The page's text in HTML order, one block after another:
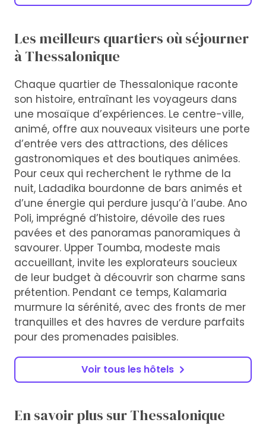
Les meilleurs quartiers où séjourner
à Thessalonique
Chaque quartier de Thessalonique raconte
son histoire, entraînant les voyageurs dans
une mosaïque d’expériences. Le centre-ville,
animé, offre aux nouveaux visiteurs une porte
d’entrée vers des attractions, des délices
gastronomiques et des boutiques animées.
Pour ceux qui recherchent le rythme de la
nuit, Ladadika bourdonne de bars animés et
d’une énergie qui perdure jusqu’à l’aube. Ano
Poli, imprégné d’histoire, dévoile des rues
pavées et des panoramas panoramiques à
savourer. Upper Toumba, modeste mais
accueillant, invite les explorateurs soucieux
de leur budget à découvrir son charme sans
prétention. Pendant ce temps, Kalamaria
murmure la sérénité, avec des fronts de mer
tranquilles et des havres de verdure parfaits
pour des promenades paisibles.
Voir tous les hôtels
En savoir plus sur Thessalonique